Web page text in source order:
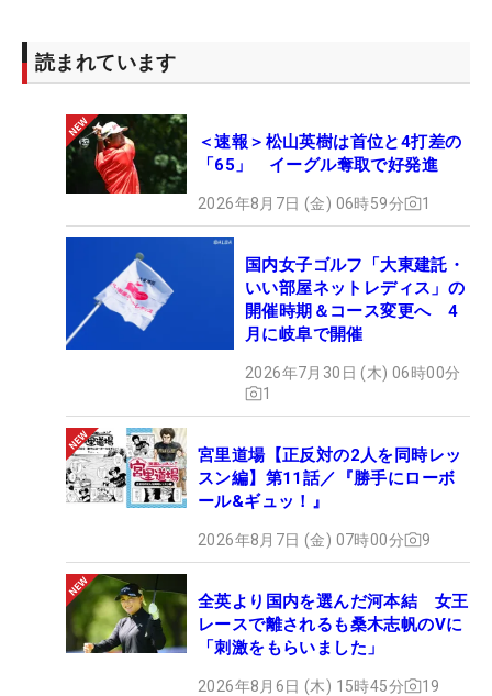
読まれています
＜速報＞松山英樹は首位と4打差の
「65」 イーグル奪取で好発進
2026年8月7日 (金) 06時59分 1
国内女子ゴルフ「大東建託・
いい部屋ネットレディス」の
開催時期＆コース変更へ 4
月に岐阜で開催
2026年7月30日 (木) 06時00分
1
宮里道場【正反対の2人を同時レッ
スン編】第11話／『勝手にローボ
ール&ギュッ！』
2026年8月7日 (金) 07時00分 9
全英より国内を選んだ河本結 女王
レースで離されるも桑木志帆のVに
「刺激をもらいました」
2026年8月6日 (木) 15時45分 19